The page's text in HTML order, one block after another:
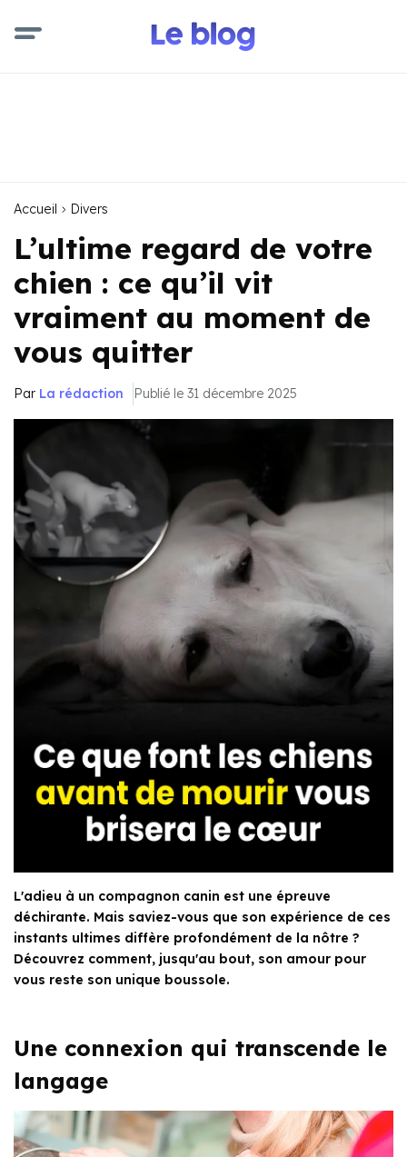
Accueil Divers
L’ultime regard de votre
chien : ce qu’il vit
vraiment au moment de
vous quitter
Par La rédaction Publié le 31 décembre 2025
L'adieu à un compagnon canin est une épreuve
déchirante. Mais saviez-vous que son expérience de ces
instants ultimes diffère profondément de la nôtre ?
Découvrez comment, jusqu'au bout, son amour pour
vous reste son unique boussole.
Une connexion qui transcende le
langage